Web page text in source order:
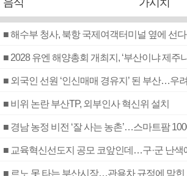
음식
가시치
■ 해수부 청사, 북항 국제여객터미널 옆에 선
■ 2028 유엔 해양총회 개최지, ‘부산이냐 제주
■ 외국인 선원 ‘인신매매 경유지’ 된 부산…우
■ 비위 논란 부산TP, 외부인사 혁신위 설치
■ 경남 농정 비전 ‘잘 사는 농촌’…스마트팜
■ 교육혁신선도지 공모 코앞인데…구·군 난색
■ 르노 못 타는 부산시장…관용차 규정에 막힌